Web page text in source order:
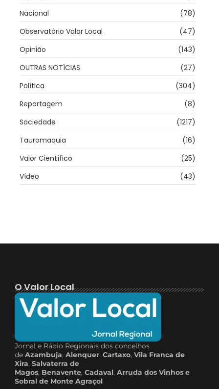
Nacional
(78)
Observatório Valor Local
(47)
Opinião
(143)
OUTRAS NOTÍCIAS
(27)
Política
(304)
Reportagem
(8)
Sociedade
(1217)
Tauromaquia
(16)
Valor Científico
(25)
Vídeo
(43)
O Valor Local
Jornal e Rádio Regionais dos concelhos
de Azambuja, Alenquer, Cartaxo, Vila Franca de
Xira, Salvaterra de
Magos, Benavente, Cadaval, Arruda dos Vinhos e
Sobral de Monte Agraçol